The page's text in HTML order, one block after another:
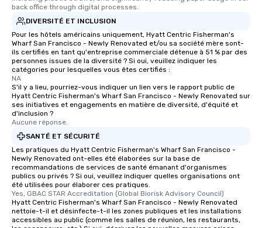
back office through digital processes.
DIVERSITÉ ET INCLUSION
Pour les hôtels américains uniquement, Hyatt Centric Fisherman's
Wharf San Francisco - Newly Renovated et/ou sa société mère sont-
ils certifiés en tant qu'entreprise commerciale détenue à 51 % par des
personnes issues de la diversité ? Si oui, veuillez indiquer les
catégories pour lesquelles vous êtes certifiés :
NA
S'il y a lieu, pourriez-vous indiquer un lien vers le rapport public de
Hyatt Centric Fisherman's Wharf San Francisco - Newly Renovated sur
ses initiatives et engagements en matière de diversité, d'équité et
d'inclusion ?
Aucune réponse.
SANTÉ ET SÉCURITÉ
Les pratiques du Hyatt Centric Fisherman's Wharf San Francisco -
Newly Renovated ont-elles été élaborées sur la base de
recommandations de services de santé émanant d'organismes
publics ou privés ? Si oui, veuillez indiquer quelles organisations ont
été utilisées pour élaborer ces pratiques.
Yes, GBAC STAR Accreditation (Global Biorisk Advisory Council)
Hyatt Centric Fisherman's Wharf San Francisco - Newly Renovated
nettoie-t-il et désinfecte-t-il les zones publiques et les installations
accessibles au public (comme les salles de réunion, les restaurants,